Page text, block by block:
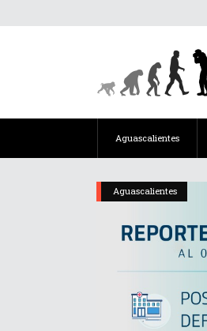
Aguascalientes
Aguascalientes